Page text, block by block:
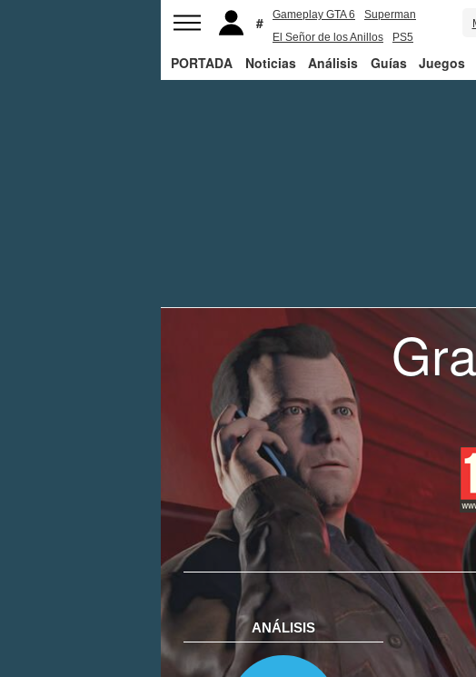
Gameplay GTA 6
Superman
El Señor de los Anillos
PS5
PORTADA Noticias Análisis Guías Juegos
ANÁLISIS